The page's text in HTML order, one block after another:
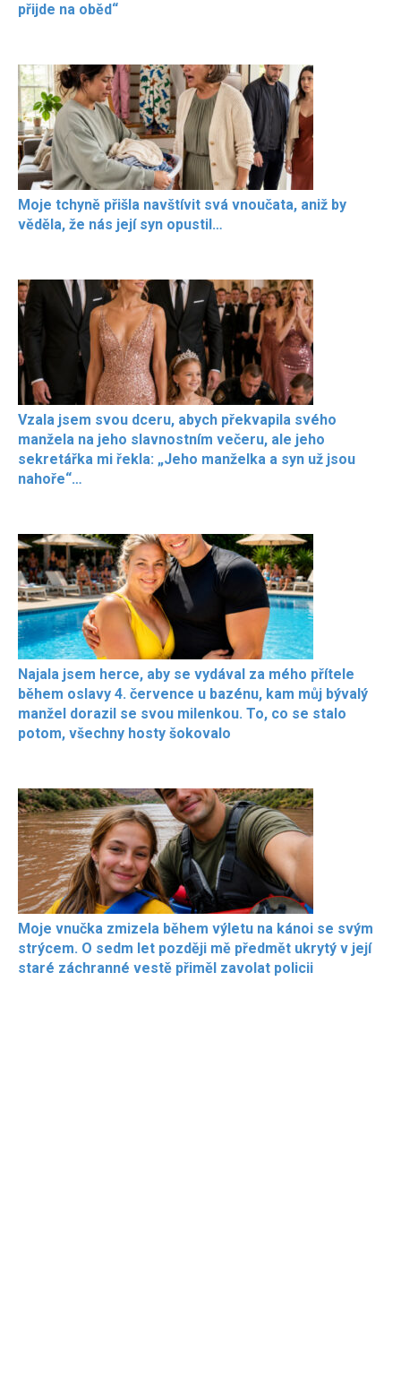
přijde na oběd“
Moje tchyně přišla navštívit svá vnoučata, aniž by
věděla, že nás její syn opustil…
Vzala jsem svou dceru, abych překvapila svého
manžela na jeho slavnostním večeru, ale jeho
sekretářka mi řekla: „Jeho manželka a syn už jsou
nahoře“…
Najala jsem herce, aby se vydával za mého přítele
během oslavy 4. července u bazénu, kam můj bývalý
manžel dorazil se svou milenkou. To, co se stalo
potom, všechny hosty šokovalo
Moje vnučka zmizela během výletu na kánoi se svým
strýcem. O sedm let později mě předmět ukrytý v její
staré záchranné vestě přiměl zavolat policii